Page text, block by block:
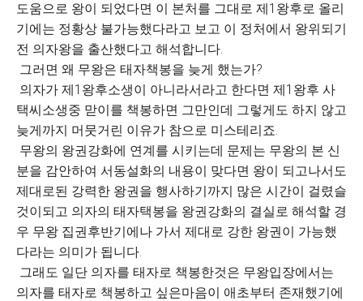
도움으로 왕이 되었다면 이 본처를 그대로 제1왕후로 올리
기에는 정황상 불가능했다라고 보고 이 정처에서 왕위되기
전 의자왕을 출산했다고 해석합니다.
그러면 왜 무왕은 태자책봉을 늦게 했는가?
의자가 제1왕후소생이 아니라서라고 한다면 제1왕후 사
택씨소생중 맏이를 책봉하면 그만인데 그렇게도 하지 않고
늦게까지 머뭇거린 이유가 참으로 미스테리죠.
무왕의 왕권강화에 연계를 시키는데 문제는 무왕의 본 신
분을 감안하여 서동설화의 내용이 맞다면 왕이 되고나서도
제대로된 강력한 왕권을 행사하기까지 많은 시간이 걸렸슬
것이되고 의자의 태자택봉을 왕권강화의 결실로 해석할 경
우 무왕 집권후반기에나 가서 제대로 강한 왕권이 가능했
다라는 의미가 됩니다.
그래도 일단 의자를 태자로 책봉한것은 무왕입장에서는
의자를 태자로 책봉하고 싶은마음이 애초부터 존재했기에